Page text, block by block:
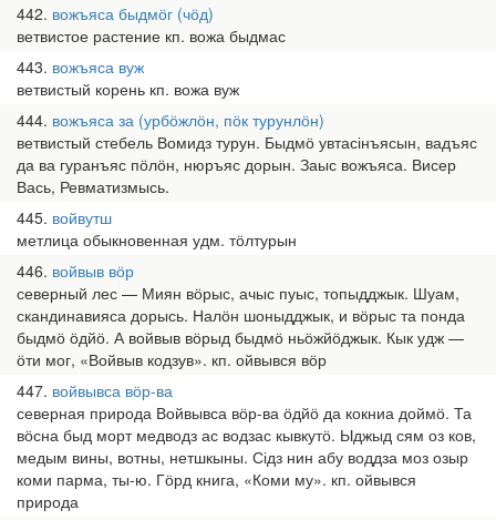
442 вожъяса быдмӧг (чӧд)
ветвистое растение кп. вожа быдмас
443 вожъяса вуж
ветвистый корень кп. вожа вуж
444 вожъяса за (урбӧжлӧн, пӧк турунлӧн)
ветвистый стебель Вомидз турун. Быдмӧ увтасінъясын, вадъяс
да ва гуранъяс пӧлӧн, нюръяс дорын. Заыс вожъяса. Висер
Вась, Ревматизмысь.
445 войвутш
метлица обыкновенная удм. тӧлтурын
446 войвыв вӧр
северный лес — Миян вӧрыс, ачыс пуыс, топыдджык. Шуам,
скандинавияса дорысь. Налӧн шоныдджык, и вӧрыс та понда
быдмӧ ӧдйӧ. А войвыв вӧрыд быдмӧ ньӧжйӧджык. Кык удж —
ӧти мог, «Войвыв кодзув». кп. ойвывся вӧр
447 войвывса вӧр-ва
северная природа Войвывса вӧр-ва ӧдйӧ да кокниа доймӧ. Та
вӧсна быд морт медводз ас водзас кывкутӧ. Ыджыд сям оз ков,
медым вины, вотны, нетшкыны. Сідз нин абу воддза моз озыр
коми парма, ты-ю. Гӧрд книга, «Коми му». кп. ойвывся
природа